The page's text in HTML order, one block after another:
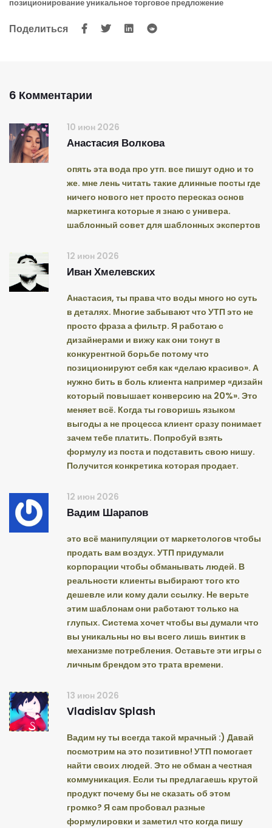
позиционированиеуникальное торговое предложение
Поделиться
6 Комментарии
10 июн 2026
Анастасия Волкова
опять эта вода про утп. все пишут одно и то
же. мне лень читать такие длинные посты где
ничего нового нет просто пересказ основ
маркетинга которые я знаю с универа.
шаблонный совет для шаблонных экспертов
12 июн 2026
Иван Хмелевских
Анастасия, ты права что воды много но суть
в деталях. Многие забывают что УТП это не
просто фраза а фильтр. Я работаю с
дизайнерами и вижу как они тонут в
конкурентной борьбе потому что
позиционируют себя как «делаю красиво». А
нужно бить в боль клиента например «дизайн
который повышает конверсию на 20%». Это
меняет всё. Когда ты говоришь языком
выгоды а не процесса клиент сразу понимает
зачем тебе платить. Попробуй взять
формулу из поста и подставить свою нишу.
Получится конкретика которая продает.
12 июн 2026
Вадим Шарапов
это всё манипуляции от маркетологов чтобы
продать вам воздух. УТП придумали
корпорации чтобы обманывать людей. В
реальности клиенты выбирают того кто
дешевле или кому дали ссылку. Не верьте
этим шаблонам они работают только на
глупых. Система хочет чтобы вы думали что
вы уникальны но вы всего лишь винтик в
механизме потребления. Оставьте эти игры с
личным брендом это трата времени.
13 июн 2026
Vladislav Splash
Вадим ну ты всегда такой мрачный :) Давай
посмотрим на это позитивно! УТП помогает
найти своих людей. Это не обман а честная
коммуникация. Если ты предлагаешь крутой
продукт почему бы не сказать об этом
громко? Я сам пробовал разные
формулировки и заметил что когда пишу